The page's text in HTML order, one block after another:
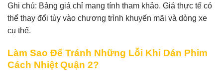
Ghi chú: Bảng giá chỉ mang tính tham khảo. Giá thực tế có
thể thay đổi tùy vào chương trình khuyến mãi và dòng xe
cụ thể.
Làm Sao Để Tránh Những Lỗi Khi Dán Phim
Cách Nhiệt Quận 2?